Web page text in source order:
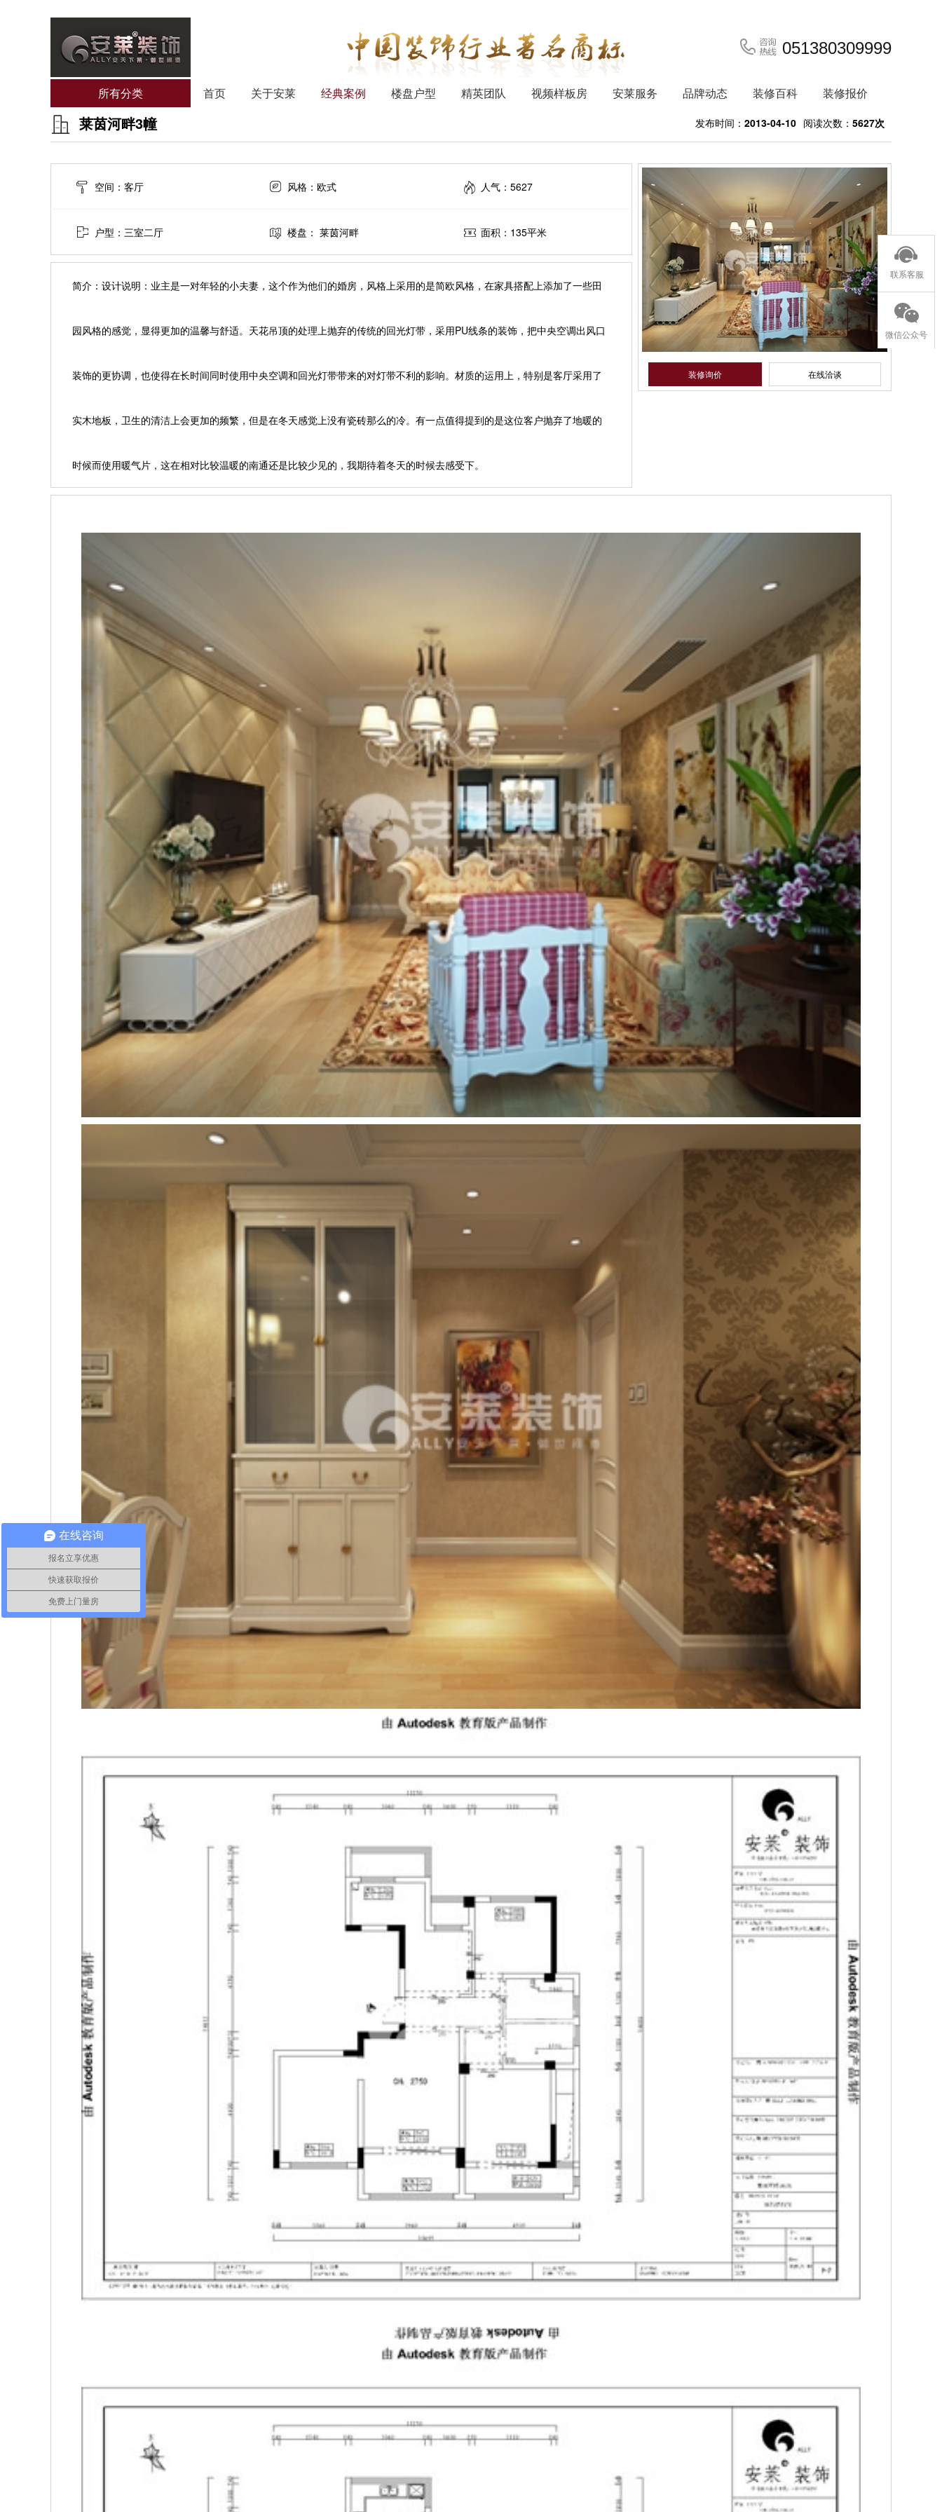
051380309999
所有分类 首页 关于安莱 经典案例 楼盘户型 精英团队 视频样板房 安莱服务 品牌动态 装修百科 装修报价
发布时间： 2013-04-10 阅读次数： 5627次
莱茵河畔3幢
空间：客厅 风格：欧式 人气：5627
户型：三室二厅 楼盘： 莱茵河畔 面积：135平米
简介：设计说明：业主是一对年轻的小夫妻，这个作为他们的婚房，风格上采用的是简欧风格，在家具搭配上添加了一些田
园风格的感觉，显得更加的温馨与舒适。天花吊顶的处理上抛弃的传统的回光灯带，采用PU线条的装饰，把中央空调出风口
装饰的更协调，也使得在长时间同时使用中央空调和回光灯带带来的对灯带不利的影响。材质的运用上，特别是客厅采用了
实木地板，卫生的清洁上会更加的频繁，但是在冬天感觉上没有瓷砖那么的冷。有一点值得提到的是这位客户抛弃了地暖的
时候而使用暖气片，这在相对比较温暖的南通还是比较少见的，我期待着冬天的时候去感受下。
装修询价 在线洽谈
联系客服
微信公众号
在线咨询
报名立享优惠
快速获取报价
免费上门量房